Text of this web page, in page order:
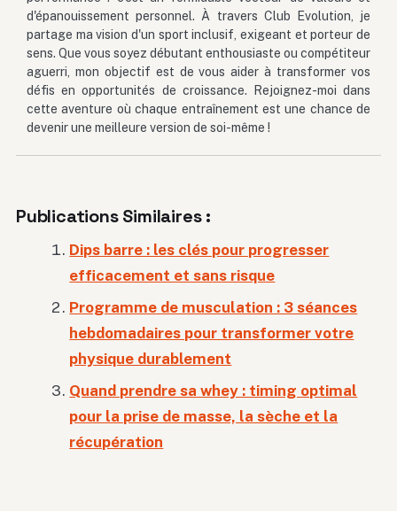
d'épanouissement personnel. À travers Club Evolution, je
partage ma vision d'un sport inclusif, exigeant et porteur de
sens. Que vous soyez débutant enthousiaste ou compétiteur
aguerri, mon objectif est de vous aider à transformer vos
défis en opportunités de croissance. Rejoignez-moi dans
cette aventure où chaque entraînement est une chance de
devenir une meilleure version de soi-même !
Publications Similaires :
Dips barre : les clés pour progresser
efficacement et sans risque
Programme de musculation : 3 séances
hebdomadaires pour transformer votre
physique durablement
Quand prendre sa whey : timing optimal
pour la prise de masse, la sèche et la
récupération